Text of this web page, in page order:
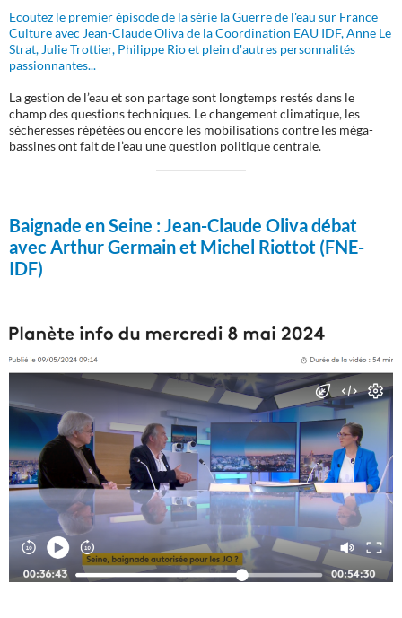
Ecoutez le premier épisode de la série la Guerre de l'eau sur France
Culture avec Jean-Claude Oliva de la Coordination EAU IDF, Anne Le
Strat, Julie Trottier, Philippe Rio et plein d'autres personnalités
passionnantes...
La gestion de l’eau et son partage sont longtemps restés dans le
champ des questions techniques. Le changement climatique, les
sécheresses répétées ou encore les mobilisations contre les méga-
bassines ont fait de l’eau une question politique centrale.
Baignade en Seine :Jean-Claude Oliva débat
avec Arthur Germain et Michel Riottot (FNE-
IDF)